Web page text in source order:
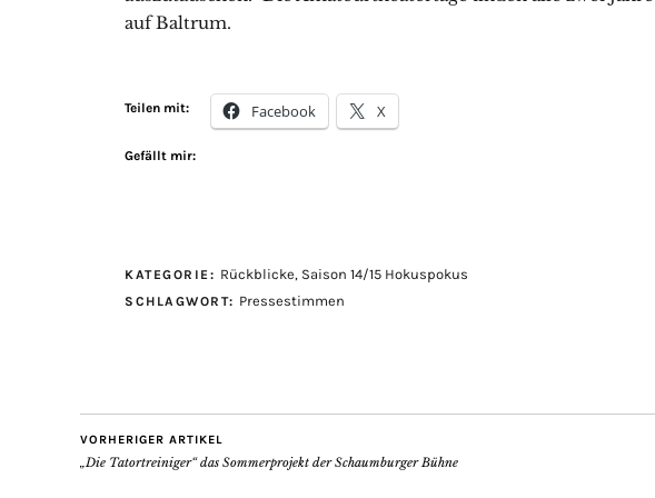
auf Baltrum.
Teilen mit: Facebook X
Gefällt mir:
KATEGORIE: Rückblicke, Saison 14/15 Hokuspokus
SCHLAGWORT: Pressestimmen
VORHERIGER ARTIKEL
„Die Tatortreiniger“ das Sommerprojekt der Schaumburger Bühne